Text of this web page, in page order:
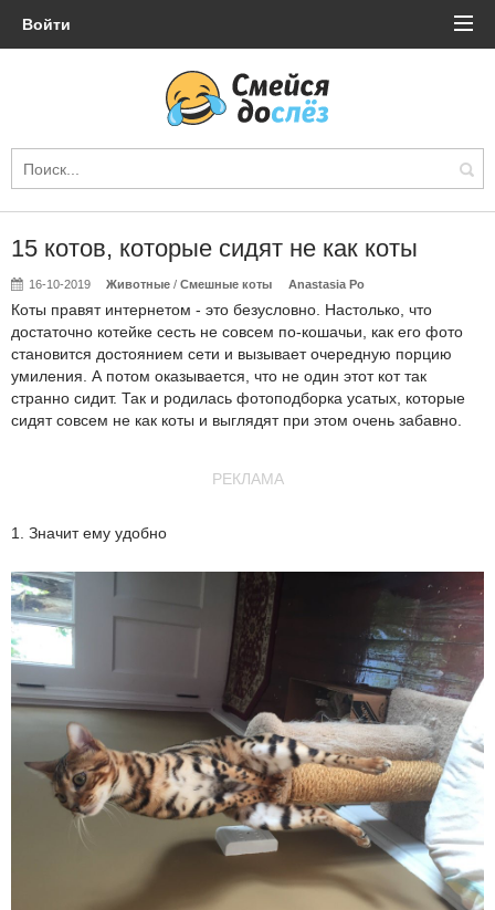
Войти
15 котов, которые сидят не как коты
16-10-2019 Животные /Смешные коты Anastasia Po
Коты правят интернетом - это безусловно. Настолько, что
достаточно котейке сесть не совсем по-кошачьи, как его фото
становится достоянием сети и вызывает очередную порцию
умиления. А потом оказывается, что не один этот кот так
странно сидит. Так и родилась фотоподборка усатых, которые
сидят совсем не как коты и выглядят при этом очень забавно.
РЕКЛАМА
1. Значит ему удобно